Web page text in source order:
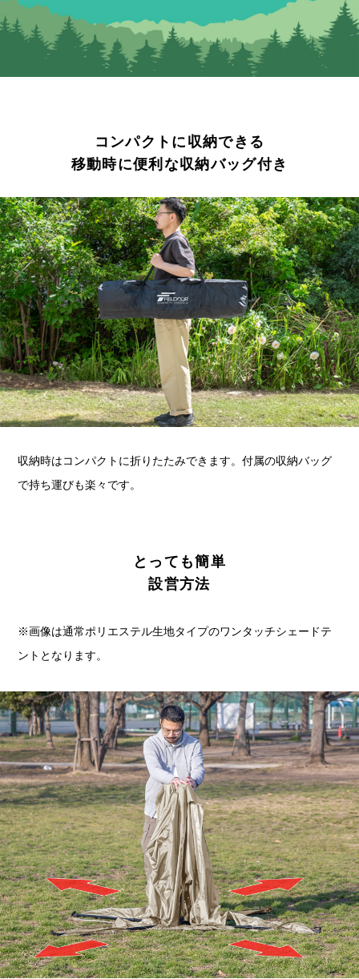
コンパクトに収納できる
移動時に便利な収納バッグ付き
収納時はコンパクトに折りたたみできます。付属の収納バッグ
で持ち運びも楽々です。
とっても簡単
設営方法
※画像は通常ポリエステル生地タイプのワンタッチシェードテ
ントとなります。